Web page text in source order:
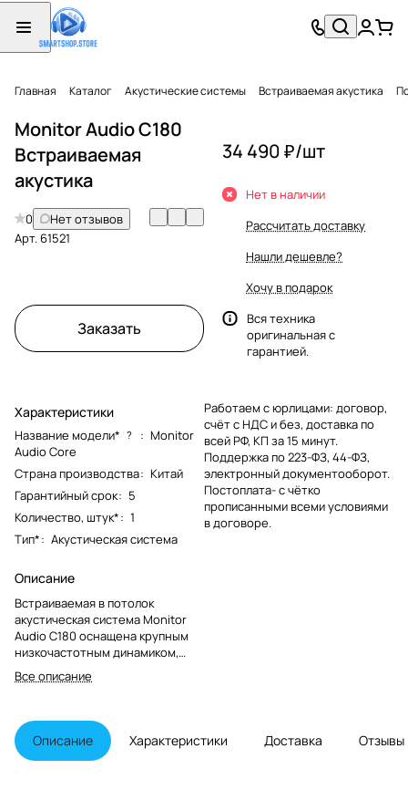
Главная Каталог Акустические системы Встраиваемая акустика
Monitor Audio C180
Встраиваемая
акустика
0
Нет отзывов
Арт.61521
Заказать
Характеристики
Название модели* ? : Monitor
Audio Core
Страна производства: Китай
Гарантийный срок: 5
Количество, штук*: 1
Тип*: Акустическая система
Описание
Встраиваемая в потолок
акустическая система Monitor
Audio C180 оснащена крупным
низкочастотным динамиком,
благодаря чему способна
воспроизводить насыщенный
Колонка Monitor Audio C180
отлично подходит для
использования в
Все описание
34 490 ₽/шт
Нет в наличии
Рассчитать доставку
Нашли дешевле?
Хочу в подарок
Вся техника
оригинальная с
гарантией.
Работаем с юрлицами: договор,
счёт с НДС и без, доставка по
всей РФ, КП за 15 минут.
Поддержка по 223-ФЗ, 44-ФЗ,
электронный документооборот.
Постоплата- с чётко
прописанными всеми условиями
в договоре.
Описание Характеристики Доставка Отзывы